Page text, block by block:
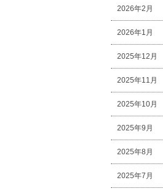
2026年2月
2026年1月
2025年12月
2025年11月
2025年10月
2025年9月
2025年8月
2025年7月